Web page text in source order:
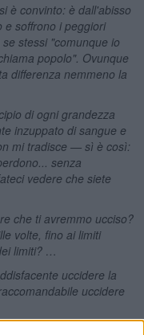
è convinto: è dall'abisso
e soffrono i peggiori
stessi "comunque io
popolo". Ovunque
differenza nemmeno la
di ogni grandezza
inzuppato di sangue e
mi tradisce — sì è così:
senza
vedere che siete
che ti avremmo ucciso?
volte, fino ai limiti
limiti?
uccidere la
uccidere